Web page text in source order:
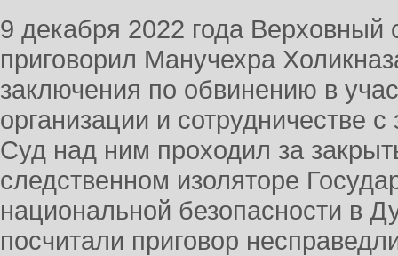
9 декабря 2022 года Верховный
приговорил Манучехра
заключения по обвинению в
организации и сотрудничестве
Суд над ним проходил за
следственном изоляторе
национальной безопасности в
посчитали приговор